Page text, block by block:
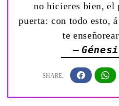
no hicieres bien, el
puerta: con todo esto,
te
—